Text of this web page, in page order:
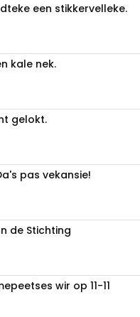
een stikkervelleke.
kale nek.
gelokt.
pas vekansie!
de Stichting
wir op 11-11